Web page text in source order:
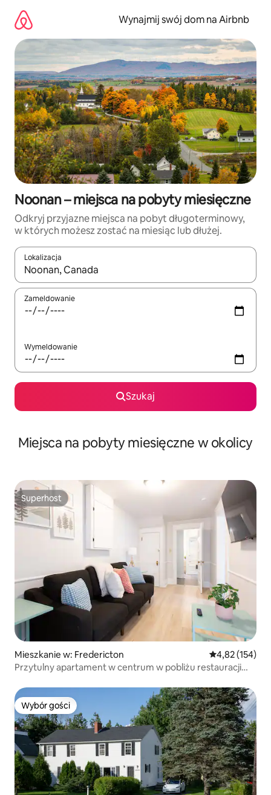
treści
Wynajmij swój dom na Airbnb
Noonan – miejsca na pobyty miesięczne
Odkryj przyjazne miejsca na pobyt długoterminowy,
w których możesz zostać na miesiąc lub dłużej.
Lokalizacja
Gdy wyniki będą dostępne, możesz poruszać się po nich za
Zameldowanie
Wymeldowanie
Szukaj
Miejsca na pobyty miesięczne w okolicy
Superhost
Superhost
Mieszkanie w: Fredericton Średnia
4,82 (154)
Przytulny apartament w centrum w pobliżu restauracji
Wybór gości
Wybór gości